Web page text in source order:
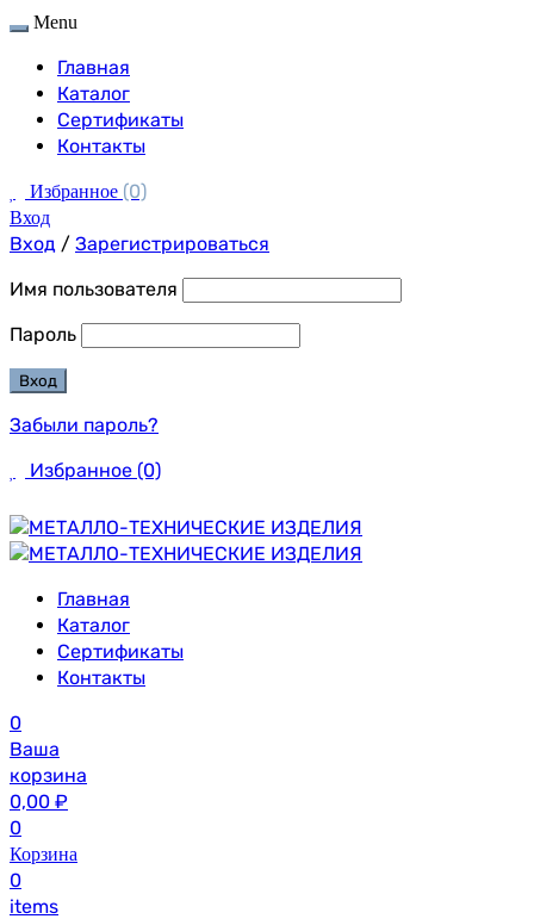
Menu
Главная
Каталог
Сертификаты
Контакты
Избранное (0)
Вход
Вход / Зарегистрироваться
Имя пользователя
Пароль
Забыли пароль?
Избранное (0)
Главная
Каталог
Сертификаты
Контакты
0
Ваша
корзина
0,00 ₽
0
Корзина
0
items